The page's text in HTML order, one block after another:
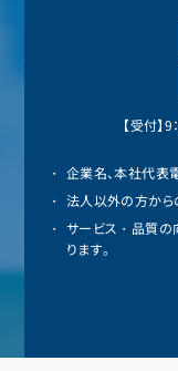
【受付】
企業名、本社代表
法人以外の方から
サービス・品質の
ります。